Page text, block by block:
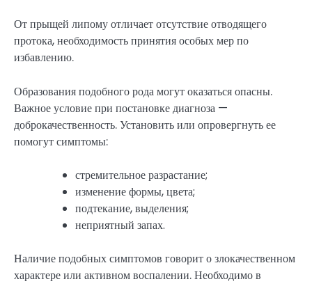
От прыщей липому отличает отсутствие отводящего
протока, необходимость принятия особых мер по
избавлению.
Образования подобного рода могут оказаться опасны.
Важное условие при постановке диагноза —
доброкачественность. Установить или опровергнуть ее
помогут симптомы:
стремительное разрастание;
изменение формы, цвета;
подтекание, выделения;
неприятный запах.
Наличие подобных симптомов говорит о злокачественном
характере или активном воспалении. Необходимо в